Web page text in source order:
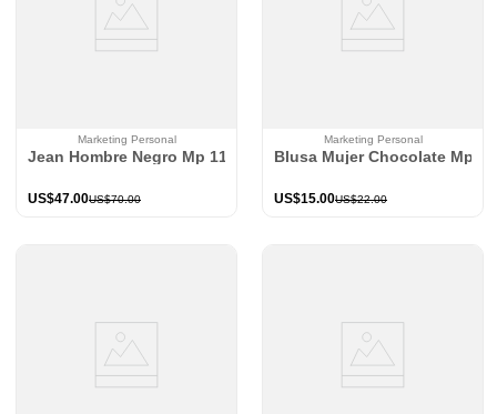
Marketing Personal
Jean Hombre Negro Mp 113866
US$70.00
US$47.00
Marketing Personal
Blusa Mujer Chocolate Mp
US$22.00
US$15.00